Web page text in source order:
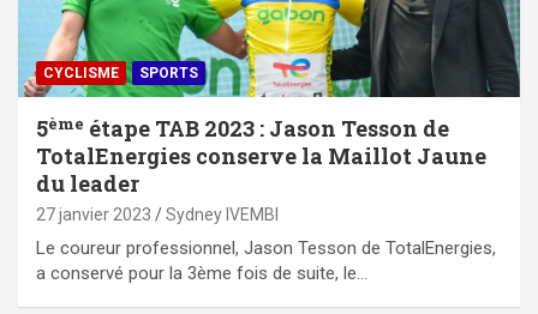
CYCLISME SPORTS
5ème étape TAB 2023 : Jason Tesson de
TotalEnergies conserve la Maillot Jaune
du leader
27 janvier 2023 Sydney IVEMBI
Le coureur professionnel, Jason Tesson de TotalEnergies,
a conservé pour la 3ème fois de suite, le…